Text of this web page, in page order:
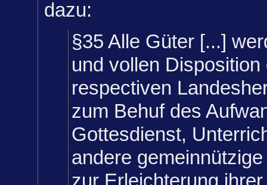
dazu:
§35 Alle Güter [...]
und vollen Disposition
respectiven
zum Behuf des
Gottesdienst,
andere